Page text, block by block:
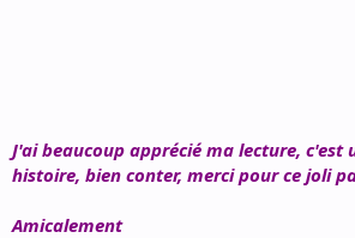
J'ai beaucoup apprécié ma lecture, c'est
histoire, bien conter, merci pour ce joli
Amicalement